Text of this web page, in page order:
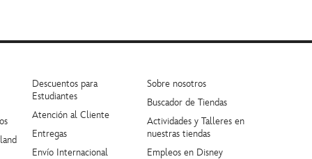
Descuentos para
Estudiantes
Atención al Cliente
Entregas
Envío Internacional
Sobre nosotros
Buscador de Tiendas
Actividades y Talleres en
nuestras tiendas
Empleos en Disney